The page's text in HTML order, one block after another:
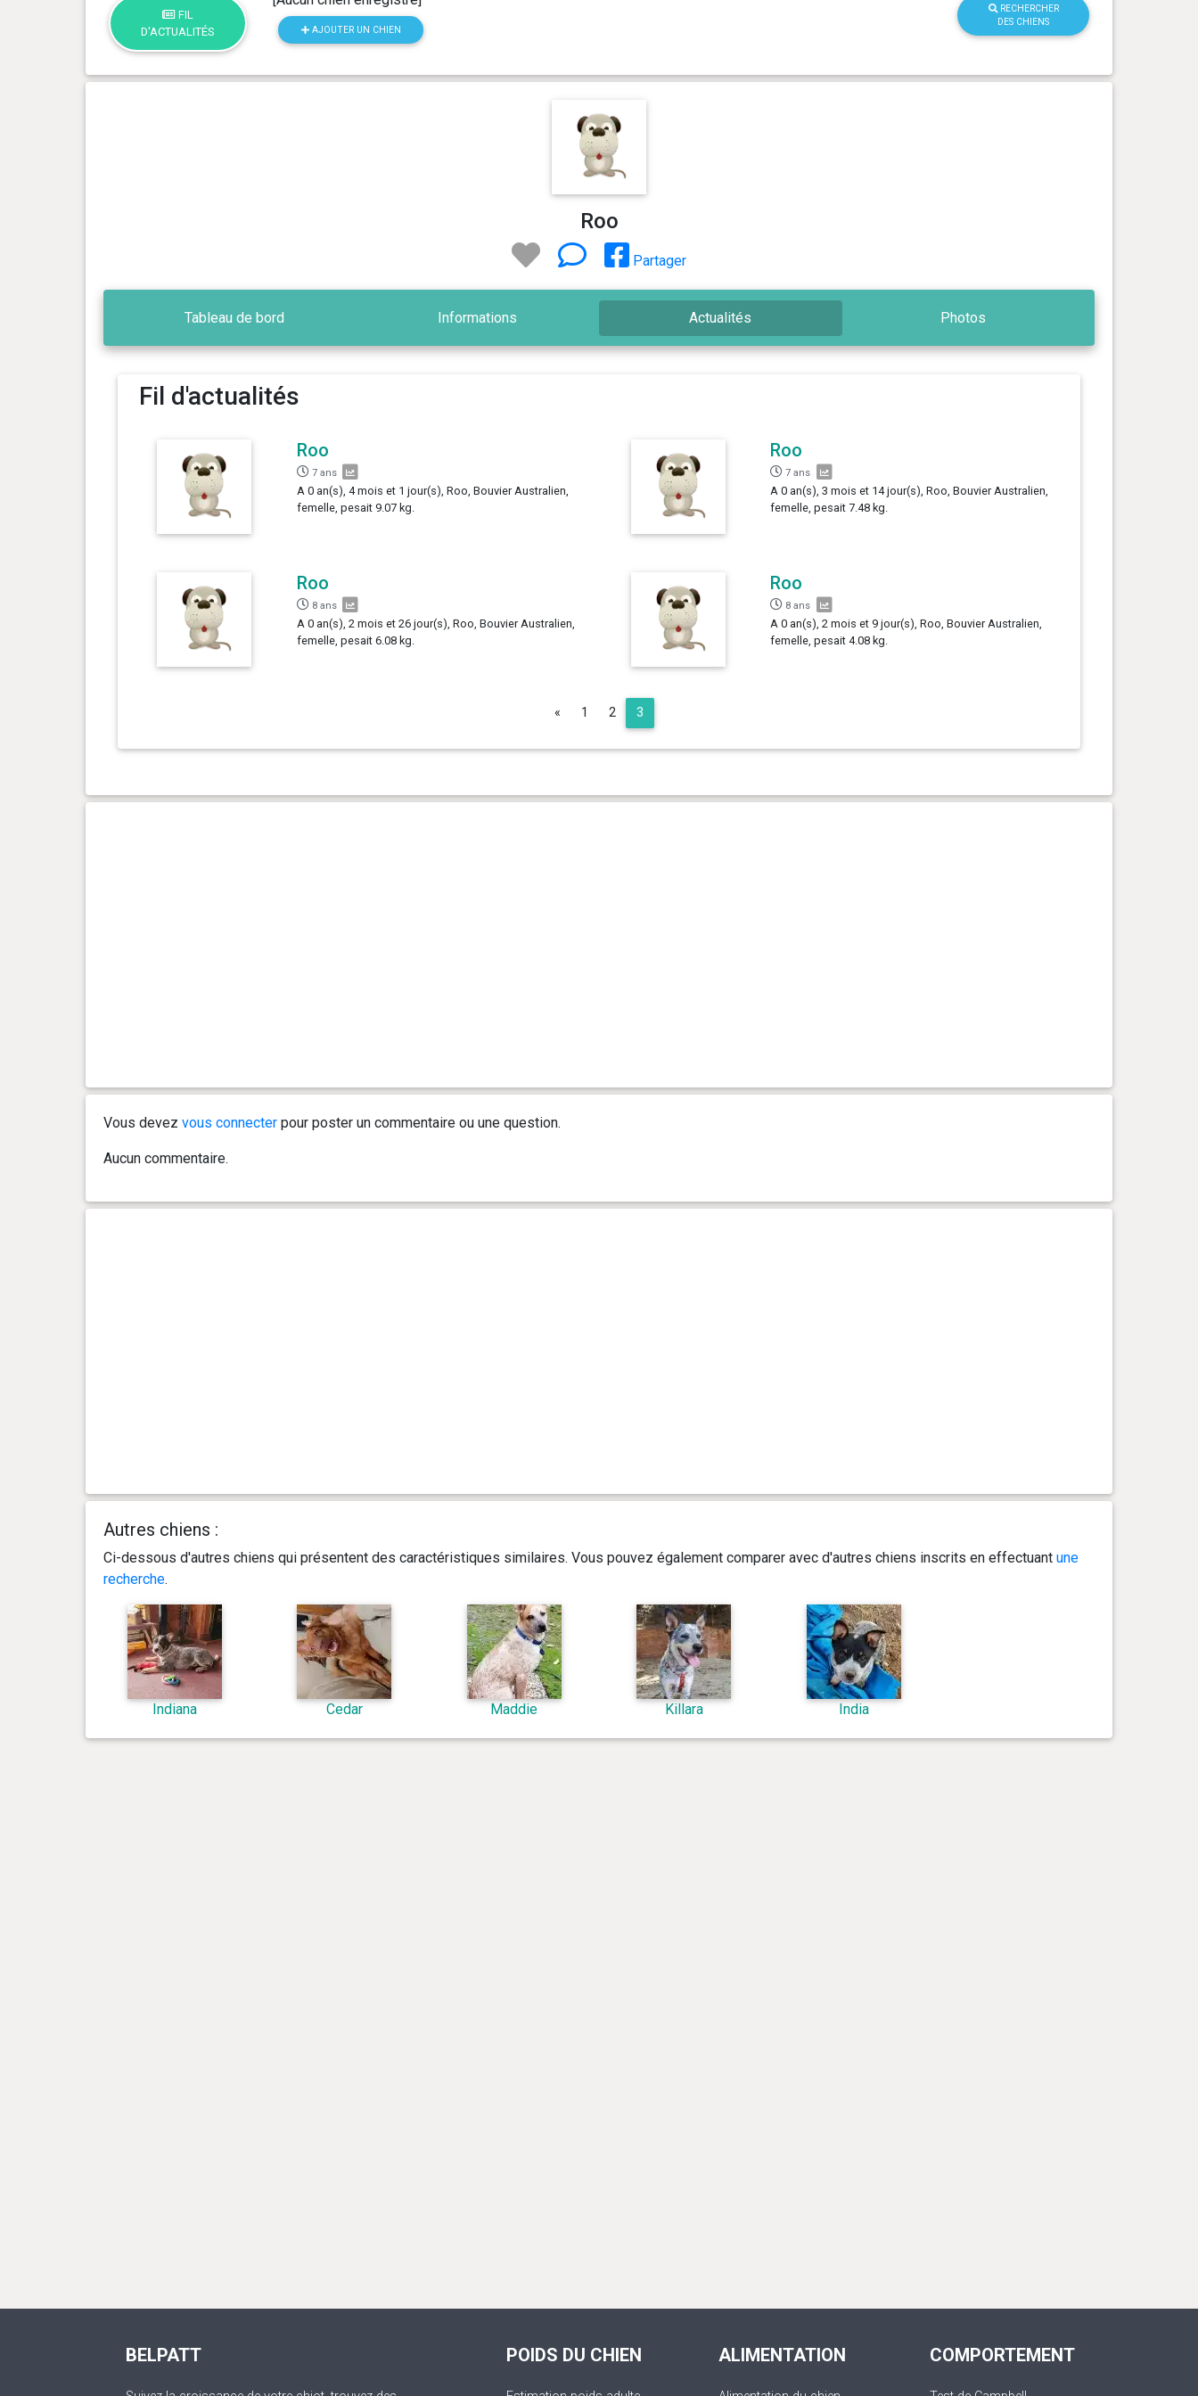
FIL
D'ACTUALITÉS
AJOUTER UN CHIEN
RECHERCHER
DES CHIENS
Roo
Partager
Tableau de bord Informations Actualités Photos
Fil d'actualités
Roo
7 ans
A 0 an(s), 4 mois et 1 jour(s), Roo, Bouvier Australien,
femelle, pesait 9.07 kg.
Roo
7 ans
A 0 an(s), 3 mois et 14 jour(s), Roo, Bouvier Australien,
femelle, pesait 7.48 kg.
Roo
8 ans
A 0 an(s), 2 mois et 26 jour(s), Roo, Bouvier Australien,
femelle, pesait 6.08 kg.
Roo
8 ans
A 0 an(s), 2 mois et 9 jour(s), Roo, Bouvier Australien,
femelle, pesait 4.08 kg.
« Previous
1 2 3
Vous devez vous connecterpour poster un commentaire ou une question.
Aucun commentaire.
Autres chiens :
Ci-dessous d'autres chiens qui présentent des caractéristiques similaires. Vous pouvez également comparer avec d'autres chiens inscrits en effectuant une
recherche.
Indiana Cedar Maddie Killara India
BELPATT POIDS DU CHIEN ALIMENTATION COMPORTEMENT